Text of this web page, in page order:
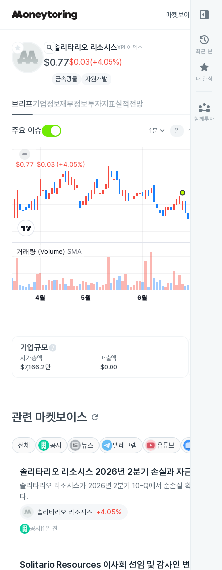
마켓보이스
star search 솔리타리오 리소시스XPL아멕스
$0.77$0.03(+4.05%)
금속광물 자원개발
브리프기업정보재무정보투자지표실적전망
주요 이슈 1분keyboard_arrow_down 일 주
기업규모help
시가총액
$7,166.2만
매출액
$0.00
관련 마켓보이스 refresh
전체 공시 뉴스 텔레그램 유튜브
솔리타리오 리소시스 2026년 2분기 손실과 자금현황
솔리타리오 리소시스가 2026년 2분기 10-Q에서 순손실 확대와 탐
다.
솔리타리오 리소시스 +4.05%
공시 |1일 전
Solitario Resources 이사회 선임 및 감사인 변경 승인
right_panel_open
history
최근 본
star
내 관심
partner_exchange
함께투자